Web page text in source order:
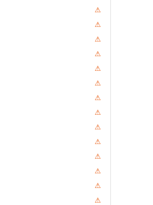
⚠
⚠
⚠
⚠
⚠
⚠
⚠
⚠
⚠
⚠
⚠
⚠
⚠
⚠